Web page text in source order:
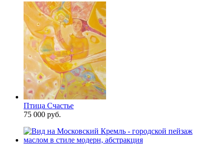
Птица Счастье
75 000 руб.